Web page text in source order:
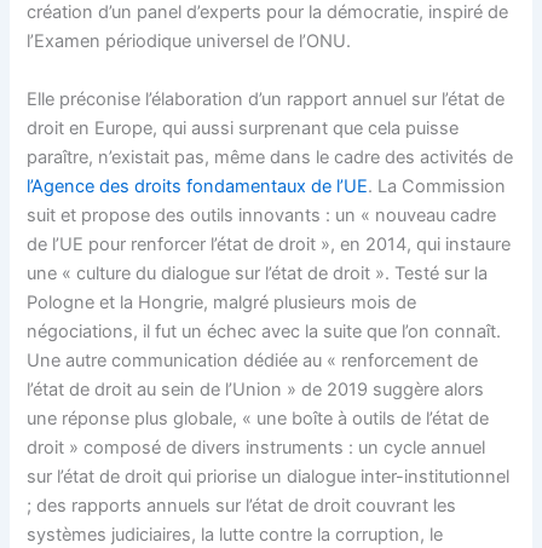
création d’un panel d’experts pour la démocratie, inspiré de
l’Examen périodique universel de l’ONU.
Elle préconise l’élaboration d’un rapport annuel sur l’état de
droit en Europe, qui aussi surprenant que cela puisse
paraître, n’existait pas, même dans le cadre des activités de
l’Agence des droits fondamentaux de l’UE. La Commission
suit et propose des outils innovants : un « nouveau cadre
de l’UE pour renforcer l’état de droit », en 2014, qui instaure
une « culture du dialogue sur l’état de droit ». Testé sur la
Pologne et la Hongrie, malgré plusieurs mois de
négociations, il fut un échec avec la suite que l’on connaît.
Une autre communication dédiée au « renforcement de
l’état de droit au sein de l’Union » de 2019 suggère alors
une réponse plus globale, « une boîte à outils de l’état de
droit » composé de divers instruments : un cycle annuel
sur l’état de droit qui priorise un dialogue inter-institutionnel
; des rapports annuels sur l’état de droit couvrant les
systèmes judiciaires, la lutte contre la corruption, le